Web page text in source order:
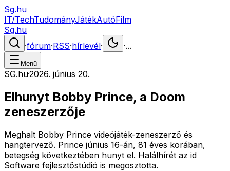
Sg.hu
IT/TechTudományJátékAutóFilm
Sg.hu
·fórum·RSS·hírlevél· ·...
Menü
SG.hu·2026. június 20.
Elhunyt Bobby Prince, a Doom
zeneszerzője
Meghalt Bobby Prince videójáték-zeneszerző és
hangtervező. Prince június 16-án, 81 éves korában,
betegség következtében hunyt el. Halálhírét az id
Software fejlesztőstúdió is megosztotta.